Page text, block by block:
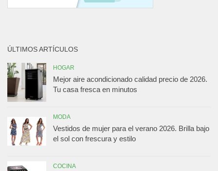
ÚLTIMOS ARTÍCULOS
HOGAR
Mejor aire acondicionado calidad precio de 2026.
Tu casa fresca en minutos
MODA
Vestidos de mujer para el verano 2026. Brilla bajo
el sol con frescura y estilo
COCINA